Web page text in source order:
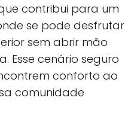
contribui para um
se pode desfrutar
sem abrir mão
Esse cenário seguro
conforto ao
comunidade